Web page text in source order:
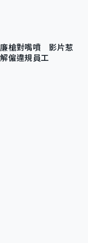
廉槍對嘴噴 影片惹
僱違規員工